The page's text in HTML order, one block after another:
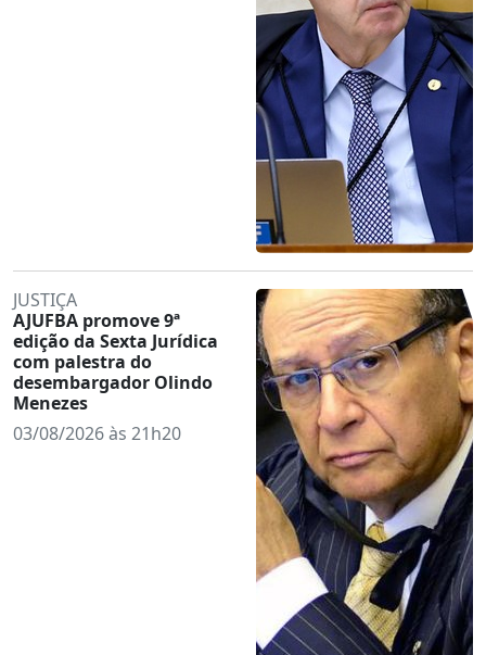
JUSTIÇA
AJUFBA promove 9ª
edição da Sexta Jurídica
com palestra do
desembargador Olindo
Menezes
03/08/2026 às 21h20